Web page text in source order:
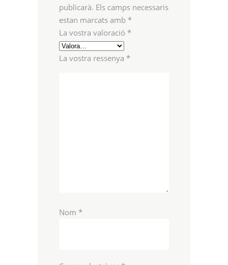
publicarà. Els camps necessaris
estan marcats amb *
La vostra valoració *
La vostra ressenya *
Nom *